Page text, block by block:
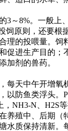
3～8%。一般上
饲原则，还要根
理的投喂量。饲
促进生产目的；
加剂的兽药。
每天中午开增氧
以防鱼类浮头。
， NH3-N H2S
养殖中、后期（
水质保持清新。